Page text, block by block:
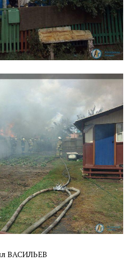
ВАСИЛЬЕВ